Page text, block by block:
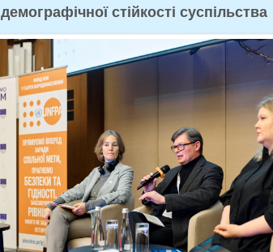
демографічної стійкості суспільства